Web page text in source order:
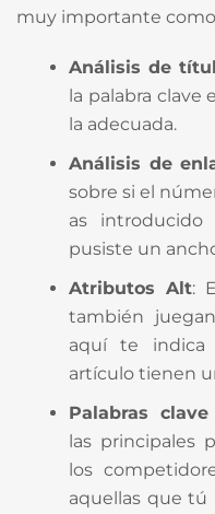
muy importante
Análisis de
la palabra clave
la adecuada.
Análisis de
sobre si el
as
pusiste un
Atributos Alt:
también
aquí te indica
artículo tienen
Palabras
las principales
los
aquellas que